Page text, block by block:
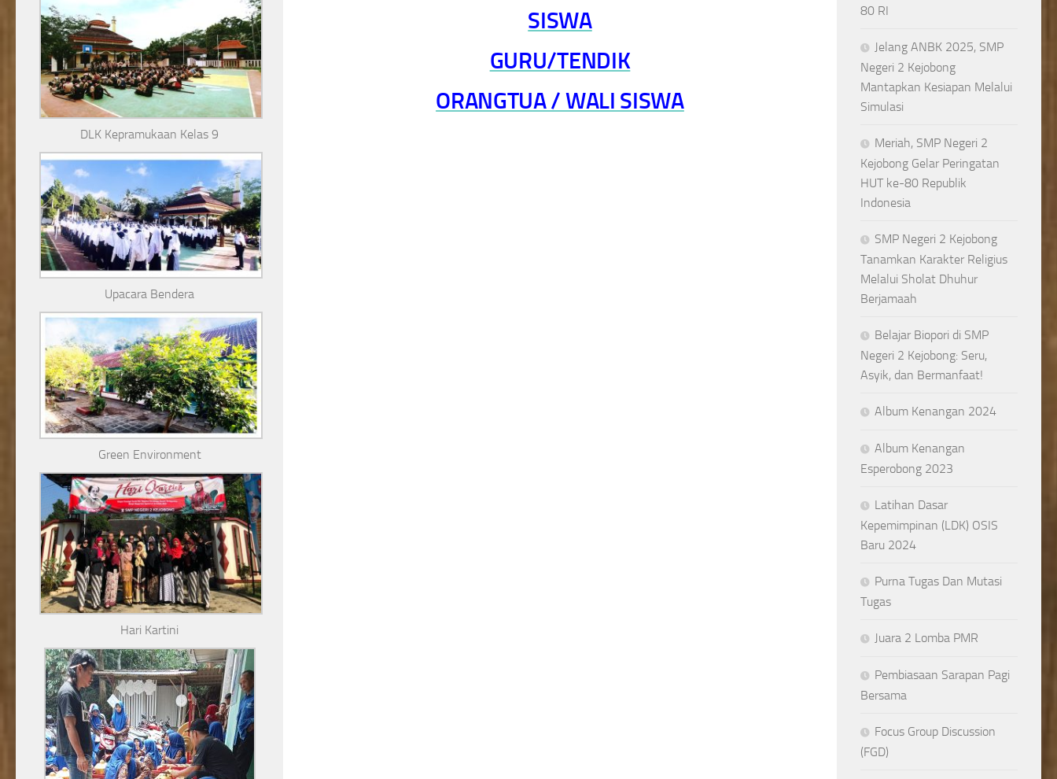
SISWA
GURU/TENDIK
ORANGTUA / WALI SISWA
DLK Kepramukaan Kelas 9
Upacara Bendera
Green Environment
Hari Kartini
80 RI
Jelang ANBK 2025, SMP
Negeri 2 Kejobong
Mantapkan Kesiapan Melalui
Simulasi
Meriah, SMP Negeri 2
Kejobong Gelar Peringatan
HUT ke-80 Republik
Indonesia
SMP Negeri 2 Kejobong
Tanamkan Karakter Religius
Melalui Sholat Dhuhur
Berjamaah
Belajar Biopori di SMP
Negeri 2 Kejobong: Seru,
Asyik, dan Bermanfaat!
Album Kenangan 2024
Album Kenangan
Esperobong 2023
Latihan Dasar
Kepemimpinan (LDK) OSIS
Baru 2024
Purna Tugas Dan Mutasi
Tugas
Juara 2 Lomba PMR
Pembiasaan Sarapan Pagi
Bersama
Focus Group Discussion
(FGD)